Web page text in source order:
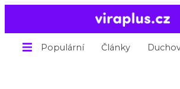
Populární Články